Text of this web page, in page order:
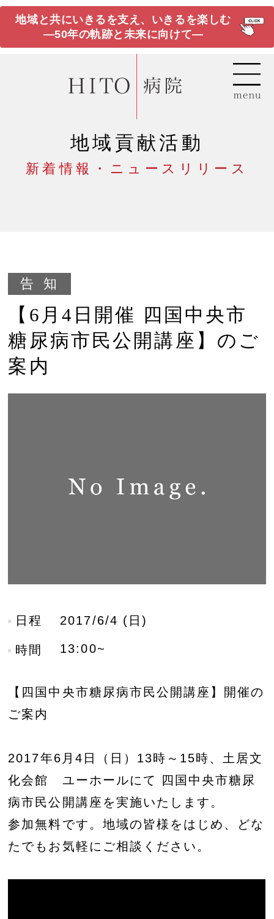
地域と共にいきるを支え、いきるを楽しむ
―50年の軌跡と未来に向けて―
地域貢献活動
新着情報・ニュースリリース
告知
【6月4日開催 四国中央市
糖尿病市民公開講座】のご
案内
日程 2017/6/4 (日)
時間 13:00~
【四国中央市糖尿病市民公開講座】開催の
ご案内
2017年6月4日（日）13時～15時、土居文
化会館 ユーホールにて 四国中央市糖尿
病市民公開講座を実施いたします。
参加無料です。地域の皆様をはじめ、どな
たでもお気軽にご相談ください。